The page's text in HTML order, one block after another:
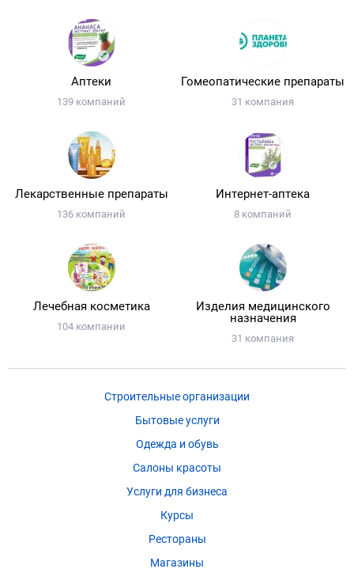
Аптеки
139 компаний
Гомеопатические препараты
31 компания
Лекарственные препараты
136 компаний
Интернет-аптека
8 компаний
Лечебная косметика
104 компании
Изделия медицинского
назначения
31 компания
Строительные организации
Бытовые услуги
Одежда и обувь
Салоны красоты
Услуги для бизнеса
Курсы
Рестораны
Магазины